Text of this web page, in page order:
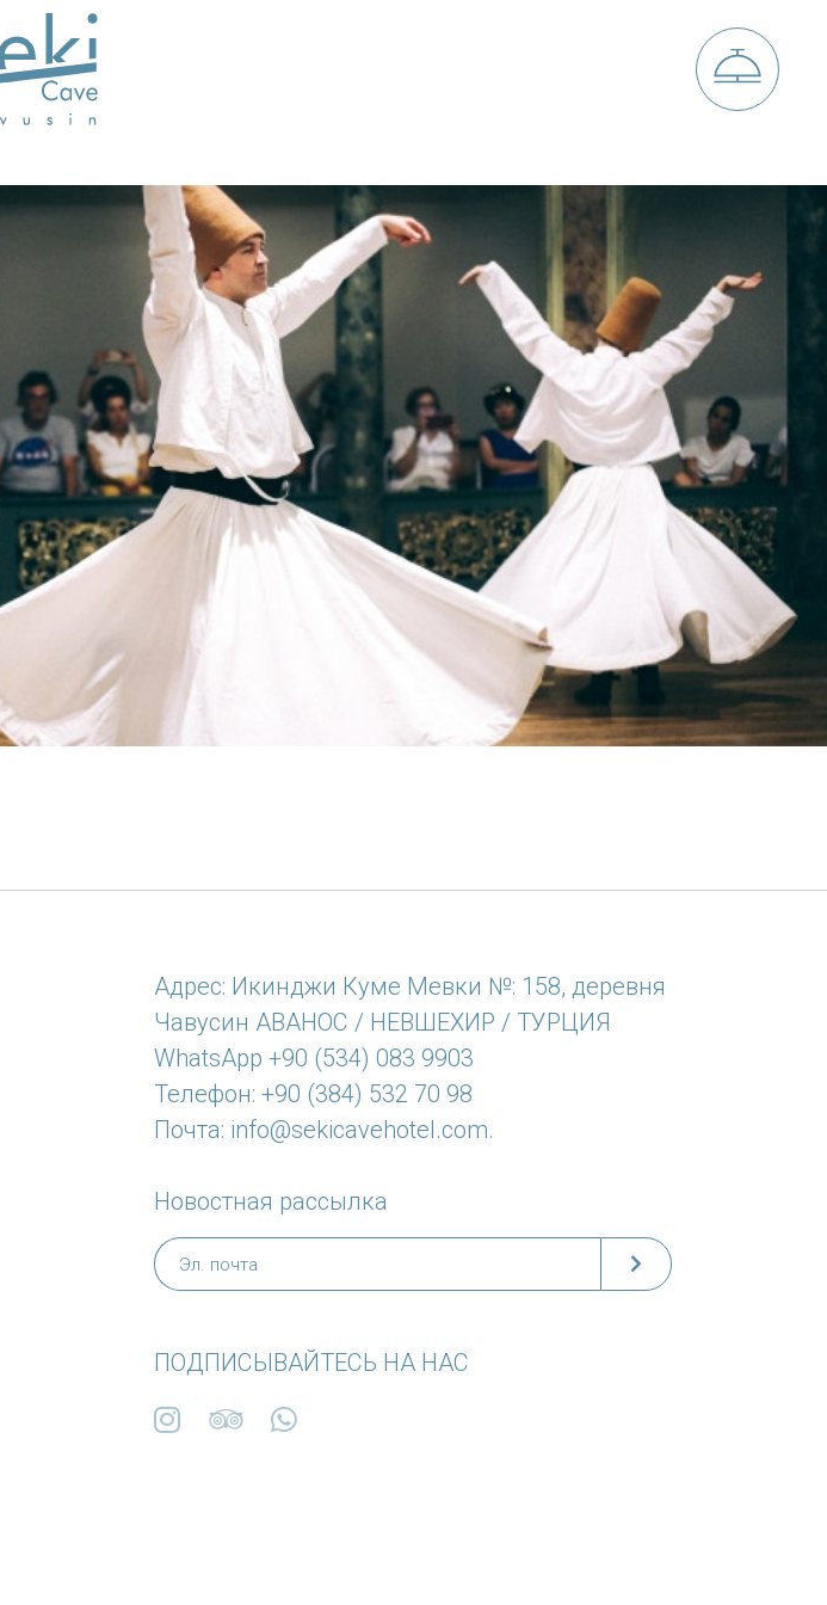
Адрес: Икинджи Куме Мевки №: 158, деревня
Чавусин АВАНОС / НЕВШЕХИР / ТУРЦИЯ
WhatsApp +90 (534) 083 9903
Телефон: +90 (384) 532 70 98
Почта: info@sekicavehotel.com.
Новостная рассылка
ПОДПИСЫВАЙТЕСЬ НА НАС